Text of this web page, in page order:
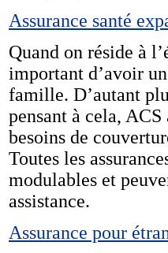
Assurance santé
Quand on réside à
important d’avoir
famille. D’autant
pensant à cela,
besoins de
Toutes les
modulables et
assistance.
Assurance pour